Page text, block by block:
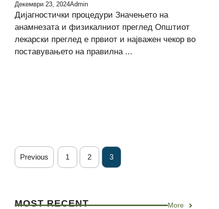
Декември 23, 2024Admin
Дијагностички процедури Значењето на
анамнезата и физикалниот преглед Општиот
лекарски преглед е првиот и најважен чекор во
поставувањето на правилна ...
Previous 1 2 3
MOST RECENT More